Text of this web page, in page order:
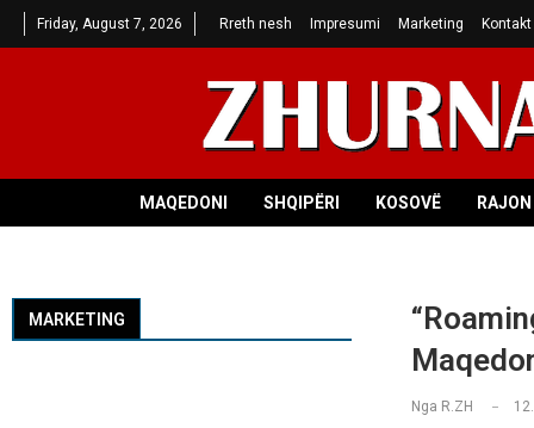
Friday, August 7, 2026 Rreth nesh Impresumi Marketing Kontakt
MAQEDONI SHQIPËRI KOSOVË
Nga R.ZH
MARKETING